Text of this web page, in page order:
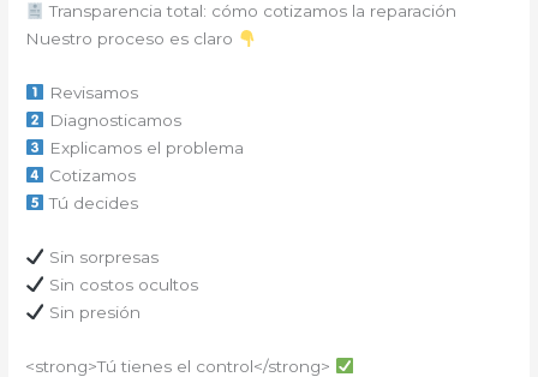
Transparencia total: cómo cotizamos la reparación
Nuestro proceso es claro
Revisamos
Diagnosticamos
Explicamos el problema
Cotizamos
Tú decides
Sin sorpresas
Sin costos ocultos
Sin presión
<strong>Tú tienes el control</strong>